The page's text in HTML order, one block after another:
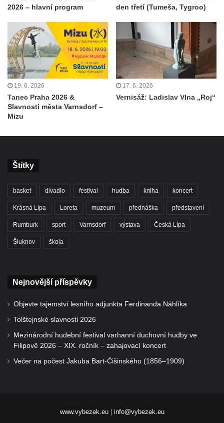
2026 – hlavní program
den třetí (Tumeša, Tygroo)
19. 6. 2026
Tanec Praha 2026 &
Slavnosti města Varnsdorf –
Mizu
17. 6. 2026
Vernisáž: Ladislav Vlna „Roj“
Štítky
basket divadlo festival hudba kniha koncert
Krásná Lípa Loreta muzeum přednáška představení
Rumburk sport Varnsdorf výstava Česká Lípa
Šluknov škola
Nejnovější příspěvky
Objevte tajemství lesního adjunkta Ferdinanda Náhlíka
Tolštejnské slavnosti 2026
Mezinárodní hudební festival varhanní duchovní hudby ve
Filipově 2026 – XIX. ročník – zahajovací koncert
Večer na počest Jakuba Bart-Ćišinského (1856–1909)
www.vybezek.eu| info@vybezek.eu